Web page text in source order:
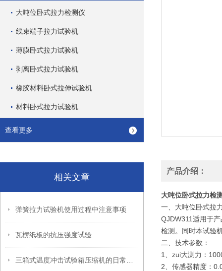
大吨位卧式拉力检测仪
线束端子拉力试验机
薄膜卧式拉力试验机
剥离卧式拉力试验机
橡胶材料卧式拉伸试验机
材料卧式拉力试验机
查看更多
相关文章
弹簧拉力试验机使用过程中注意事项
瓦楞纸板的抗压强度试验
产品介绍：
大吨位卧式拉力检
一、大吨位卧式拉
QJDW311适用于
检测。同时本试验
二、 技术参数：
1、zui大测力：
2、传感器精度：